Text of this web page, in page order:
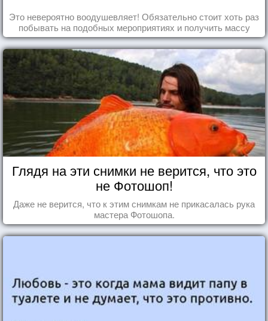
Это невероятно воодушевляет! Обязательно стоит хоть раз
побывать на подобных мероприятиях и получить массу
впечатлений!
Глядя на эти снимки не верится, что это
не Фотошоп!
Даже не верится, что к этим снимкам не прикасалась рука
мастера Фотошопа.